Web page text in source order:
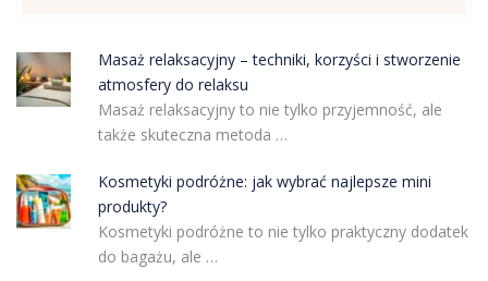
Masaż relaksacyjny – techniki, korzyści i stworzenie
atmosfery do relaksu
Masaż relaksacyjny to nie tylko przyjemność, ale
także skuteczna metoda …
Kosmetyki podróżne: jak wybrać najlepsze mini
produkty?
Kosmetyki podróżne to nie tylko praktyczny dodatek
do bagażu, ale …